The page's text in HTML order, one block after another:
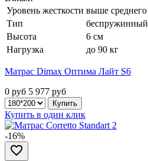
Уровень жесткости выше среднего
Тип
беспружинный
Высота
6 см
Нагрузка
до 90 кг
Матрас Dimax Оптима Лайт S6
0 руб 5 977 руб
Купить в один клик
-16%